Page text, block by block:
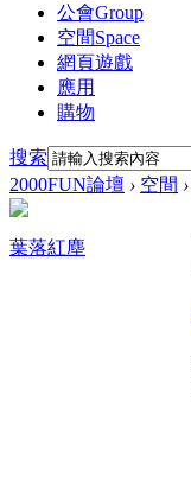
公會Group
空間Space
網頁遊戲
應用
購物
搜索
2000FUN論壇 › 空間 ›
葉落紅塵